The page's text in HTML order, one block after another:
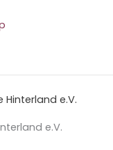
Hinterland e.V.
e.V.